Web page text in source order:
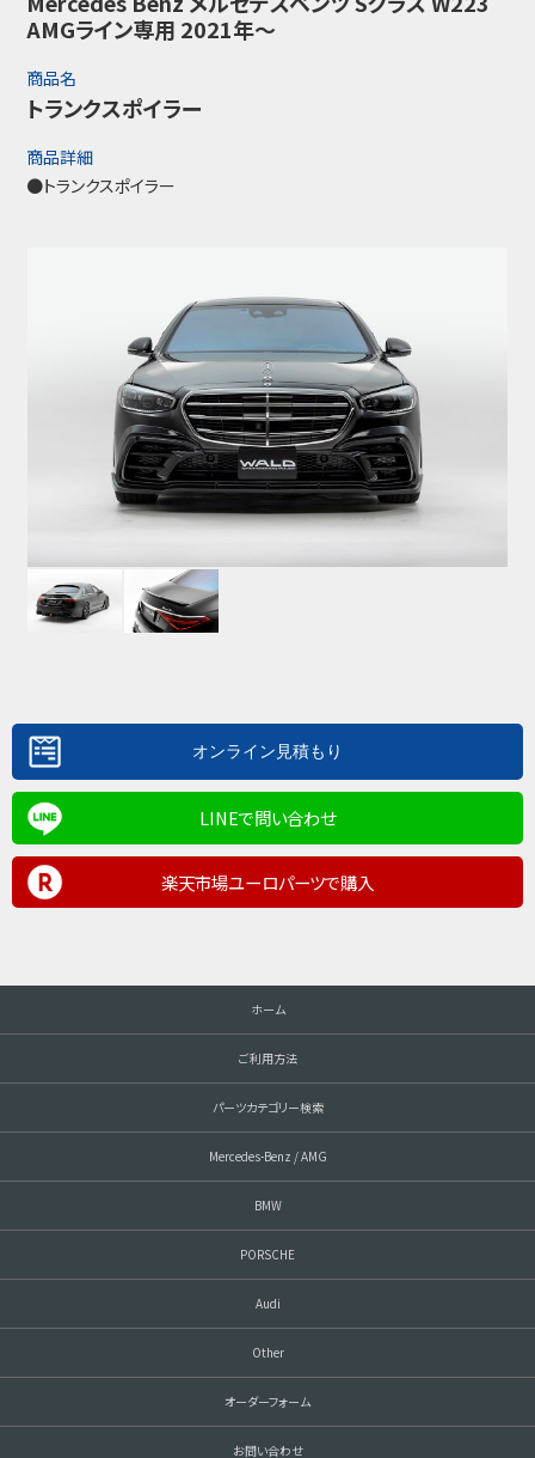
AMGライン専用 2021年～
商品名
トランクスポイラー
商品詳細
●トランクスポイラー
LINEで問い合わせ
楽天市場ユーロパーツで購入
ホーム
ご利用方法
パーツカテゴリー検索
Mercedes-Benz / AMG
BMW
PORSCHE
Audi
Other
オーダーフォーム
お問い合わせ